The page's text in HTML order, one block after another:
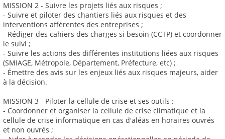
MISSION 2 - Suivre les projets liés aux risques ;
- Suivre et piloter des chantiers liés aux risques et des
interventions afférentes des entreprises ;
- Rédiger des cahiers des charges si besoin (CCTP) et coordonner
le suivi ;
- Suivre les actions des différentes institutions liées aux risques
(SMIAGE, Métropole, Département, Préfecture, etc) ;
- Émettre des avis sur les enjeux liés aux risques majeurs, aider
à la décision.
MISSION 3 - Piloter la cellule de crise et ses outils :
- Coordonner et organiser la cellule de crise climatique et la
cellule de crise informatique en cas d'aléas en horaires ouvrés
et non ouvrés ;